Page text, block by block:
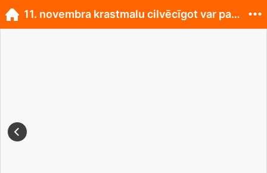
11. novembra krastmalu cilvēcīgot var pavisam ā...